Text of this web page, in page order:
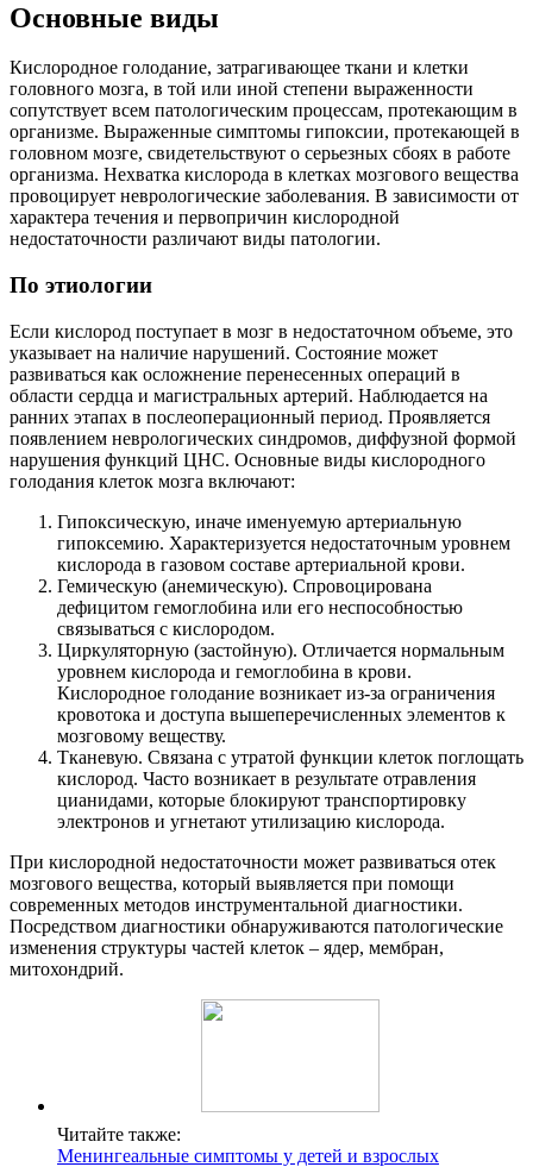
Основные виды
Кислородное голодание, затрагивающее ткани и клетки
головного мозга, в той или иной степени выраженности
сопутствует всем патологическим процессам, протекающим в
организме. Выраженные симптомы гипоксии, протекающей в
головном мозге, свидетельствуют о серьезных сбоях в работе
организма. Нехватка кислорода в клетках мозгового вещества
провоцирует неврологические заболевания. В зависимости от
характера течения и первопричин кислородной
недостаточности различают виды патологии.
По этиологии
Если кислород поступает в мозг в недостаточном объеме, это
указывает на наличие нарушений. Состояние может
развиваться как осложнение перенесенных операций в
области сердца и магистральных артерий. Наблюдается на
ранних этапах в послеоперационный период. Проявляется
появлением неврологических синдромов, диффузной формой
нарушения функций ЦНС. Основные виды кислородного
голодания клеток мозга включают:
Гипоксическую, иначе именуемую артериальную
гипоксемию. Характеризуется недостаточным уровнем
кислорода в газовом составе артериальной крови.
Гемическую (анемическую). Спровоцирована
дефицитом гемоглобина или его неспособностью
связываться с кислородом.
Циркуляторную (застойную). Отличается нормальным
уровнем кислорода и гемоглобина в крови.
Кислородное голодание возникает из-за ограничения
кровотока и доступа вышеперечисленных элементов к
мозговому веществу.
Тканевую. Связана с утратой функции клеток поглощать
кислород. Часто возникает в результате отравления
цианидами, которые блокируют транспортировку
электронов и угнетают утилизацию кислорода.
При кислородной недостаточности может развиваться отек
мозгового вещества, который выявляется при помощи
современных методов инструментальной диагностики.
Посредством диагностики обнаруживаются патологические
изменения структуры частей клеток – ядер, мембран,
митохондрий.
Читайте также:
Менингеальные симптомы у детей и взрослых